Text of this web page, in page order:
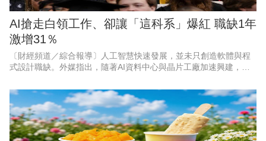
AI搶走白領工作、卻讓「這科系」爆紅 職缺1年
激增31％
〔財經頻道／綜合報導〕人工智慧快速發展，並未只創造軟體與程
式設計職缺。外媒指出，隨著AI資料中心與晶片工廠加速興建，能
以目前職缺成長最快的3個